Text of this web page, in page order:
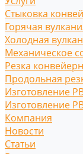
Стыковка
Горячая
Холодная
Механическое
Резка
Продольная
Изготовление
Изготовление
Компания
Новости
Статьи